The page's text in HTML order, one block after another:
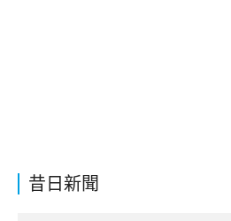
昔日新聞